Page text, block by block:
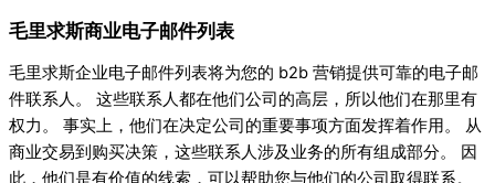
毛里求斯商业电子邮件列表
毛里求斯企业电子邮件列表将为您的 b2b 营销提供可靠的电子邮
件联系人。 这些联系人都在他们公司的高层，所以他们在那里有
权力。 事实上，他们在决定公司的重要事项方面发挥着作用。 从
商业交易到购买决策，这些联系人涉及业务的所有组成部分。 因
此，他们是有价值的线索，可以帮助您与他们的公司取得联系。